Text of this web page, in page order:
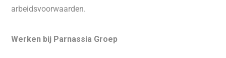
arbeidsvoorwaarden.
Werken bij Parnassia Groep